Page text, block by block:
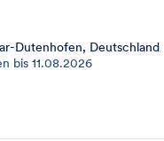
Dutenhofen, Deutschland
bis 11.08.2026